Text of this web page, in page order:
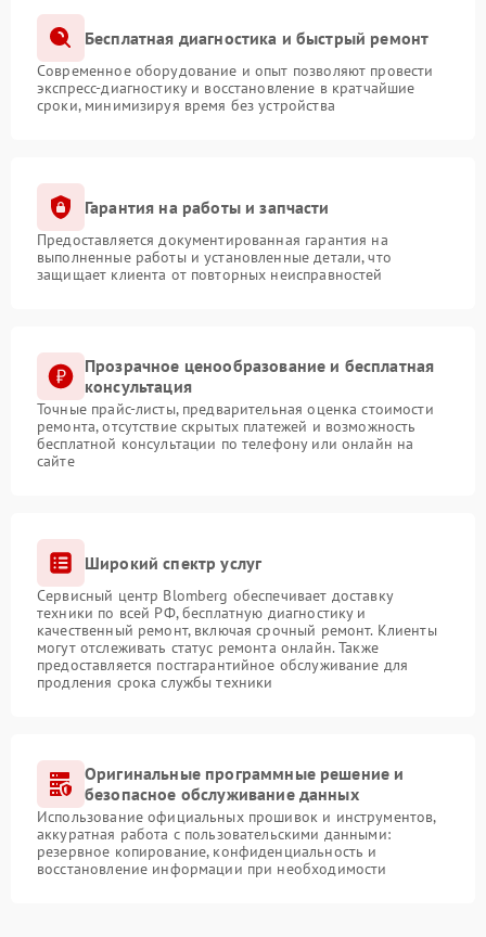
Бесплатная диагностика и быстрый ремонт
Современное оборудование и опыт позволяют провести
экспресс-диагностику и восстановление в кратчайшие
сроки, минимизируя время без устройства
Гарантия на работы и запчасти
Предоставляется документированная гарантия на
выполненные работы и установленные детали, что
защищает клиента от повторных неисправностей
Прозрачное ценообразование и бесплатная
консультация
Точные прайс-листы, предварительная оценка стоимости
ремонта, отсутствие скрытых платежей и возможность
бесплатной консультации по телефону или онлайн на
сайте
Широкий спектр услуг
Сервисный центр Blomberg обеспечивает доставку
техники по всей РФ, бесплатную диагностику и
качественный ремонт, включая срочный ремонт. Клиенты
могут отслеживать статус ремонта онлайн. Также
предоставляется постгарантийное обслуживание для
продления срока службы техники
Оригинальные программные решение и
безопасное обслуживание данных
Использование официальных прошивок и инструментов,
аккуратная работа с пользовательскими данными:
резервное копирование, конфиденциальность и
восстановление информации при необходимости